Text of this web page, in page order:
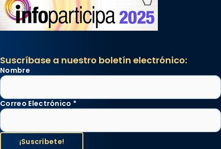
Suscríbase a nuestro boletín electrónico:
Nombre
Correo Electrónico *